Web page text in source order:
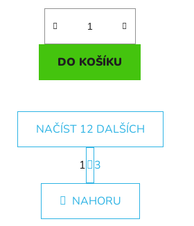
DO KOŠÍKU
O
v
l
á
NAČÍST 12 DALŠÍCH
S
t
r
n
k
1 3
NAHORU